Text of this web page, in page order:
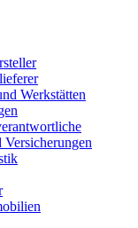
Werkstätten
Versicherungen